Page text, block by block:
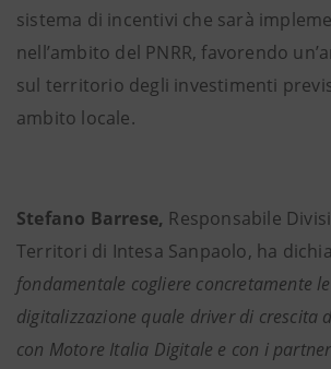
sistema di incentivi che sarà
nell’ambito del PNRR, favorendo
sul territorio degli investimenti
ambito locale.
Stefano Barrese, Responsabile
Territori di Intesa Sanpaolo, ha
fondamentale cogliere concretamente
digitalizzazione quale driver di crescita
con Motore Italia Digitale e con i